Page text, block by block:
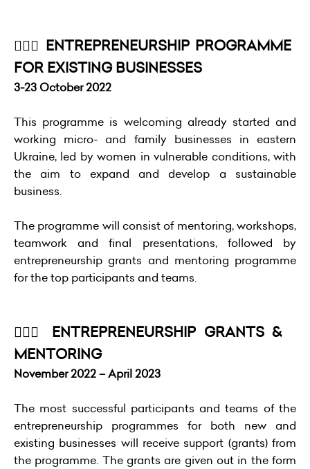
💁🏻‍♀️ ENTREPRENEURSHIP PROGRAMME
FOR EXISTING BUSINESSES
3-23 October 2022
This programme is welcoming already started and
working micro- and family businesses in eastern
Ukraine, led by women in vulnerable conditions, with
the aim to expand and develop a sustainable
business.
The programme will consist of mentoring, workshops,
teamwork and final presentations, followed by
entrepreneurship grants and mentoring programme
for the top participants and teams.
💁🏻‍♀️ ENTREPRENEURSHIP GRANTS &
MENTORING
November 2022 – April 2023
The most successful participants and teams of the
entrepreneurship programmes for both new and
existing businesses will receive support (grants) from
the programme. The grants are given out in the form